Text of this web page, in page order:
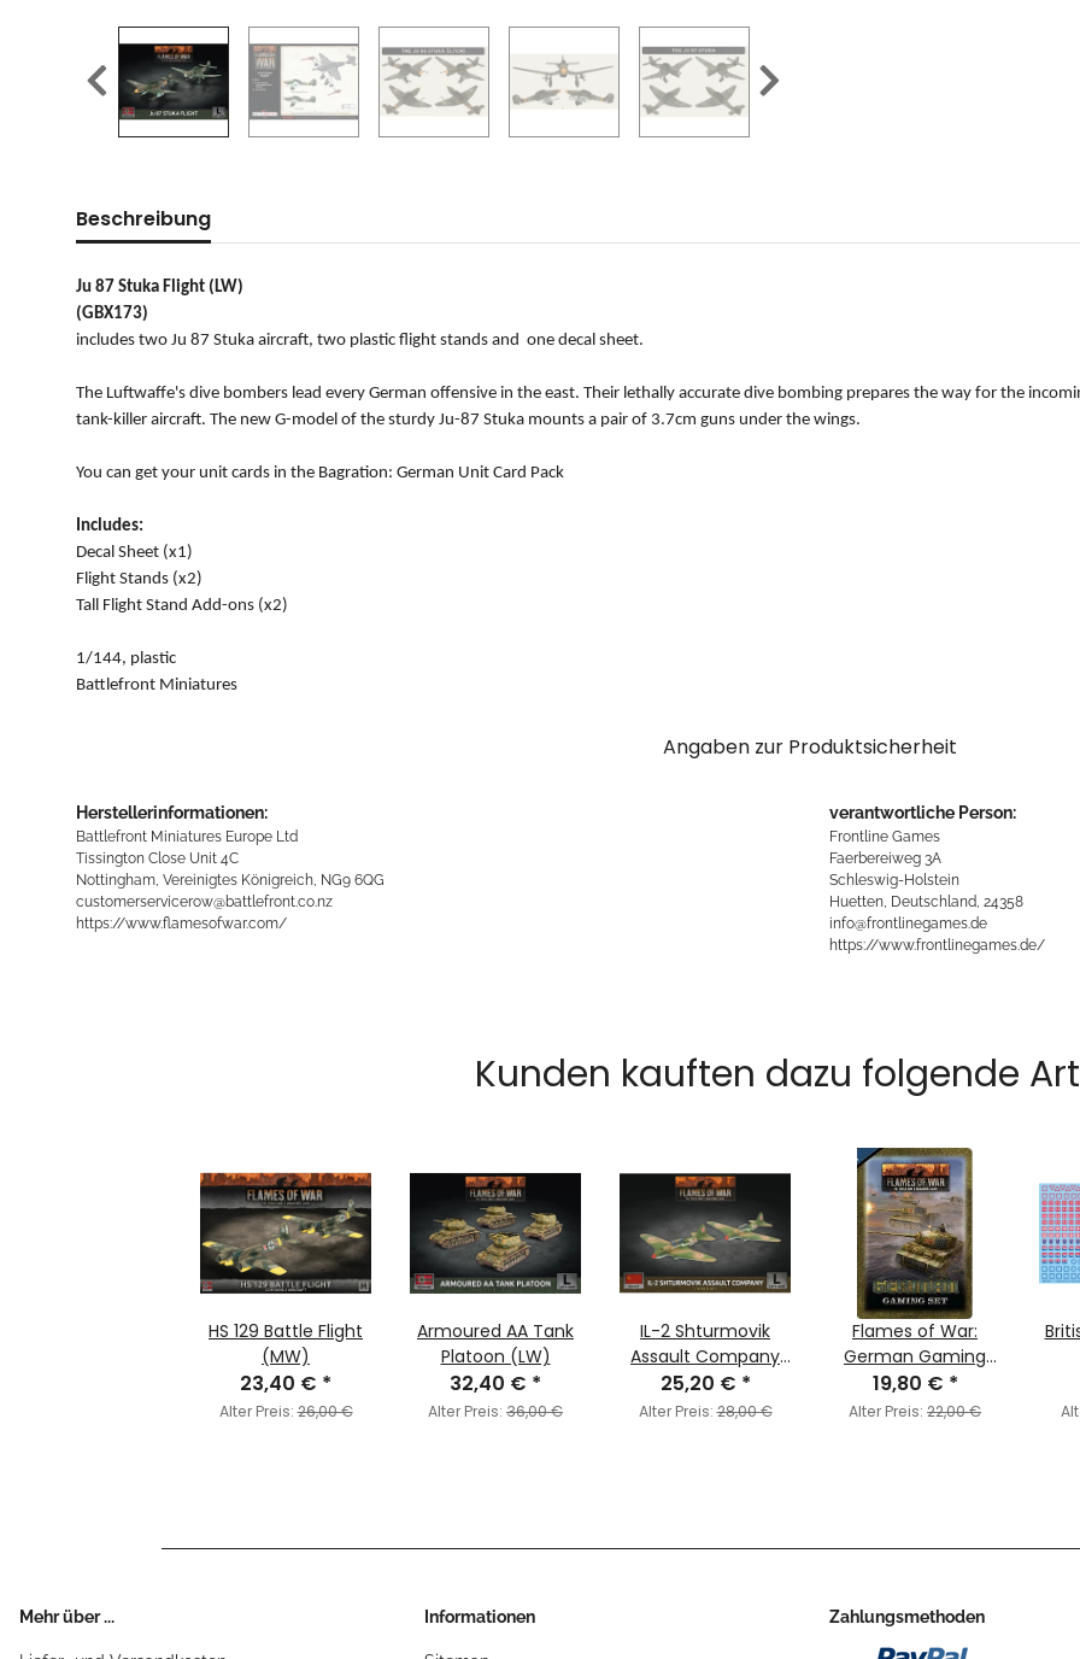
Beschreibung
Ju 87 Stuka Flight (LW)
(GBX173)
includes two Ju 87 Stuka aircraft, two plastic flight stands and one decal sheet.
The Luftwaffe's dive bombers lead every German offensive in the east. Their lethally accurate dive bombing prepares the way for the
tank-killer aircraft. The new G-model of the sturdy Ju-87 Stuka mounts a pair of 3.7cm guns under the wings.
You can get your unit cards in the Bagration: German Unit Card Pack
Includes:
Decal Sheet (x1)
Flight Stands (x2)
Tall Flight Stand Add-ons (x2)
1/144, plastic
Battlefront Miniatures
Angaben zur Produktsicherheit
Herstellerinformationen:
Battlefront Miniatures Europe Ltd
Tissington Close Unit 4C
Nottingham, Vereinigtes Königreich, NG9 6QG
customerservicerow@battlefront.co.nz
https://www.flamesofwar.com/
verantwortliche Person:
Frontline Games
Faerbereiweg 3A
Schleswig-Holstein
Huetten, Deutschland, 24358
info@frontlinegames.de
https://www.frontlinegames.de/
Kunden kauften dazu folgende
HS 129 Battle Flight
(MW)
23,40 € *
Alter Preis:26,00 €
Armoured AA Tank
Platoon (LW)
32,40 € *
Alter Preis: 36,00 €
IL-2 Shturmovik
Assault Company
(LW)
25,20 € *
Alter Preis:28,00 €
Flames of War:
German Gaming
Set
19,80 € *
Alter Preis: 22,00 €
Mehr über ... Informationen Zahlungsmethoden